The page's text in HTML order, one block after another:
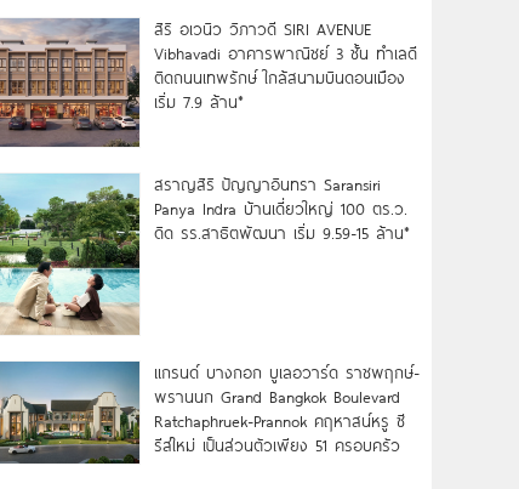
สิริ อเวนิว วิภาวดี SIRI AVENUE
Vibhavadi อาคารพาณิชย์ 3 ชั้น ทำเลดี
ติดถนนเทพรักษ์ ใกล้สนามบินดอนเมือง
เริ่ม 7.9 ล้าน*
สราญสิริ ปัญญาอินทรา Saransiri
Panya Indra บ้านเดี่ยวใหญ่ 100 ตร.ว.
ดิด รร.สาธิตพัฒนา เริ่ม 9.59-15 ล้าน*
แกรนด์ บางกอก บูเลอวาร์ด ราชพฤกษ์-
พรานนก Grand Bangkok Boulevard
Ratchaphruek-Prannok คฤหาสน์หรู ซี
รีส์ใหม่ เป็นส่วนตัวเพียง 51 ครอบครัว